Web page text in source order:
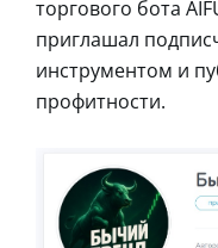
торгового бота
приглашал
инструментом и
профитности.